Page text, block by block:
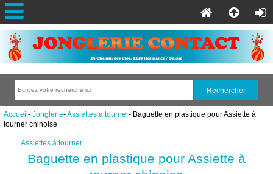
Accueil- Jonglerie-Assiettes à tourner- Baguette en plastique pour Assiette à
tourner chinoise
Assiettes à tourner
Baguette en plastique pour Assiette à